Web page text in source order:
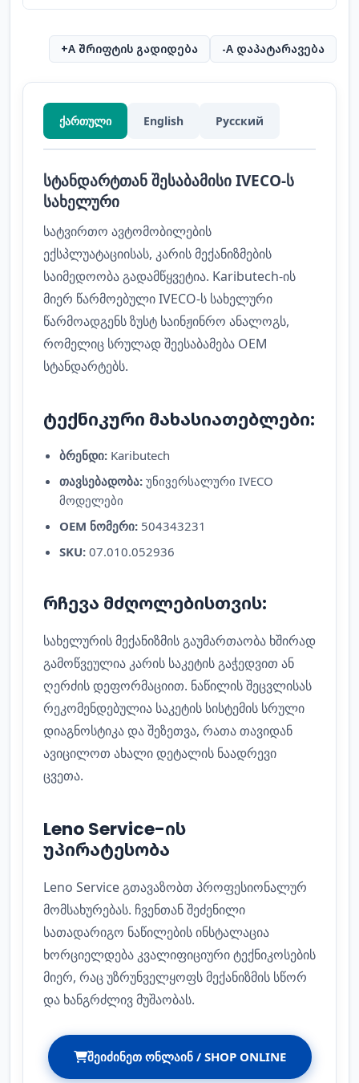
+A შრიფტის გადიდება -A დაპატარავება
ქართული English Русский
სტანდარტთან შესაბამისი IVECO-ს
სახელური
სატვირთო ავტომობილების
ექსპლუატაციისას, კარის მექანიზმების
საიმედოობა გადამწყვეტია. Kaributech-ის
მიერ წარმოებული IVECO-ს სახელური
წარმოადგენს ზუსტ საინჟინრო ანალოგს,
რომელიც სრულად შეესაბამება OEM
სტანდარტებს.
ტექნიკური მახასიათებლები:
ბრენდი: Kaributech
თავსებადობა: უნივერსალური IVECO
მოდელები
OEM ნომერი: 504343231
SKU: 07.010.052936
რჩევა მძღოლებისთვის:
სახელურის მექანიზმის გაუმართაობა ხშირად
გამოწვეულია კარის საკეტის გაჭედვით ან
ღერძის დეფორმაციით. ნაწილის შეცვლისას
რეკომენდებულია საკეტის სისტემის სრული
დიაგნოსტიკა და შეზეთვა, რათა თავიდან
ავიცილოთ ახალი დეტალის ნაადრევი
ცვეთა.
Leno Service-ის
უპირატესობა
Leno Service გთავაზობთ პროფესიონალურ
მომსახურებას. ჩვენთან შეძენილი
სათადარიგო ნაწილების ინსტალაცია
ხორციელდება კვალიფიციური ტექნიკოსების
მიერ, რაც უზრუნველყოფს მექანიზმის სწორ
და ხანგრძლივ მუშაობას.
ᲨᲔᲘᲫᲘᲜᲔᲗ ᲝᲜᲚᲐᲘᲜ / SHOP ONLINE